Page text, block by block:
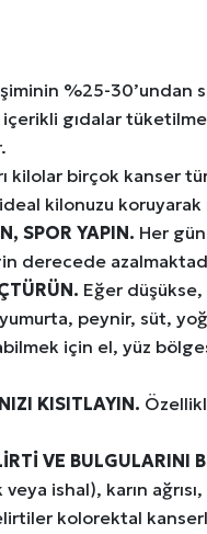
%25-30’undan
gıdalar
kilolar birçok kanser
kilonuzu
SPOR YAPIN. Her
derecede
Eğer
peynir, süt,
için el, yüz
KISITLAYIN.
VE BULGULARINI
veya ishal), karın
kolorektal